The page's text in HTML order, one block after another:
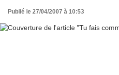
Publié le 27/04/2007 à 10:53